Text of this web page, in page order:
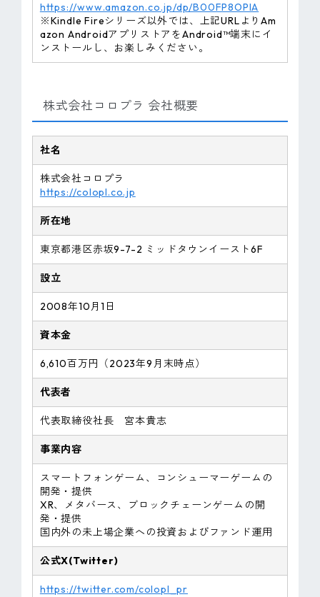
https://www.amazon.co.jp/dp/B00FP8OPIA
※Kindle Fireシリーズ以外では、上記URLよりAm
azon AndroidアプリストアをAndroid™端末にイ
ンストールし、お楽しみください。
株式会社コロプラ 会社概要
社名
株式会社コロプラ
https://colopl.co.jp
所在地
東京都港区赤坂9-7-2 ミッドタウンイースト6F
設立
2008年10月1日
資本金
6,610百万円（2023年9月末時点）
代表者
代表取締役社長 宮本貴志
事業内容
スマートフォンゲーム、コンシューマーゲームの
開発・提供
XR、メタバース、ブロックチェーンゲームの開
発・提供
国内外の未上場企業への投資およびファンド運用
公式X(Twitter)
https://twitter.com/colopl_pr